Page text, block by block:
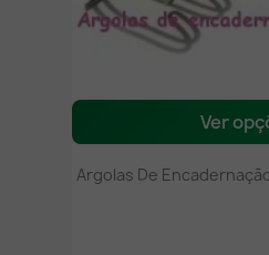
Ver
Argolas De